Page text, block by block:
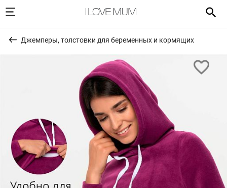
Джемперы, толстовки для беременных и кормящих